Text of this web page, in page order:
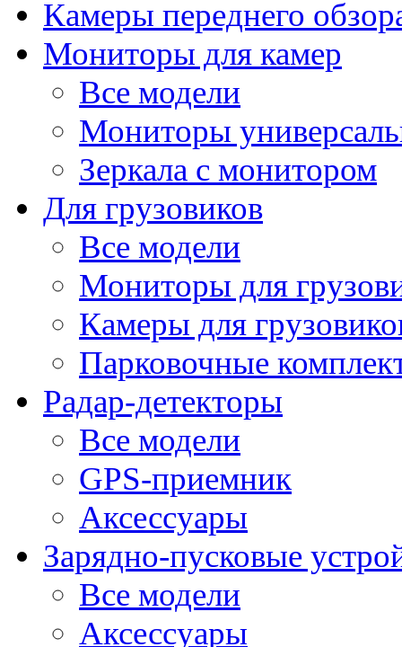
Камеры переднего
Мониторы для камер
Все модели
Мониторы
Зеркала с монитором
Для грузовиков
Все модели
Мониторы для
Камеры для
Парковочные
Радар-детекторы
Все модели
GPS-приемник
Аксессуары
Зарядно-пусковые
Все модели
Аксессуары